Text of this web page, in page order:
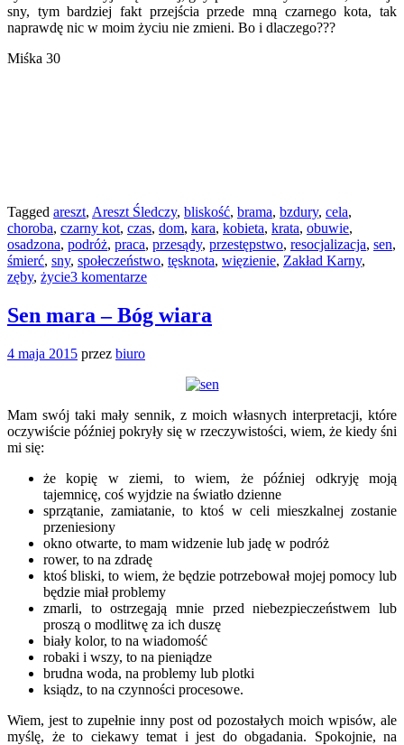
sny, tym bardziej fakt przejścia przede mną czarnego kota, tak
naprawdę nic w moim życiu nie zmieni. Bo i dlaczego???
Miśka 30
Tagged areszt, Areszt Śledczy, bliskość, brama, bzdury, cela,
choroba, czarny kot, czas, dom, kara, kobieta, krata, obuwie,
osadzona, podróż, praca, przesądy, przestępstwo, resocjalizacja, sen,
śmierć, sny, społeczeństwo, tęsknota, więzienie, Zakład Karny,
zęby, życie3 komentarze
Sen mara – Bóg wiara
4 maja 2015 przez biuro
Mam swój taki mały sennik, z moich własnych interpretacji, które
oczywiście później pokryły się w rzeczywistości, wiem, że kiedy śni
mi się:
że kopię w ziemi, to wiem, że później odkryję moją
tajemnicę, coś wyjdzie na światło dzienne
sprzątanie, zamiatanie, to ktoś w celi mieszkalnej zostanie
przeniesiony
okno otwarte, to mam widzenie lub jadę w podróż
rower, to na zdradę
ktoś bliski, to wiem, że będzie potrzebował mojej pomocy lub
będzie miał problemy
zmarli, to ostrzegają mnie przed niebezpieczeństwem lub
proszą o modlitwę za ich duszę
biały kolor, to na wiadomość
robaki i wszy, to na pieniądze
brudna woda, na problemy lub plotki
ksiądz, to na czynności procesowe.
Wiem, jest to zupełnie inny post od pozostałych moich wpisów, ale
myślę, że to ciekawy temat i jest do obgadania. Spokojnie, na